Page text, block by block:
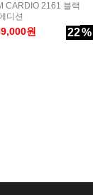
CARDIO 2161 블랙
디션
원 22%